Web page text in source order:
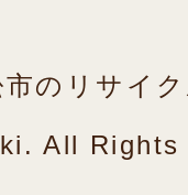
のリサイ
All Rights